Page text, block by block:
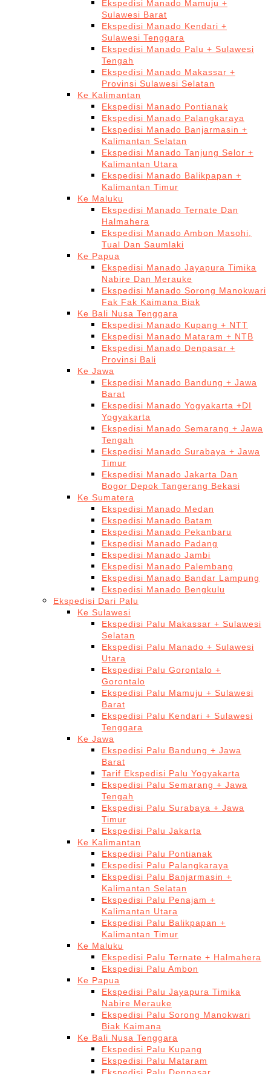
Ekspedisi Manado Mamuju +
Sulawesi Barat
Ekspedisi Manado Kendari +
Sulawesi Tenggara
Ekspedisi Manado Palu + Sulawesi
Tengah
Ekspedisi Manado Makassar +
Provinsi Sulawesi Selatan
Ke Kalimantan
Ekspedisi Manado Pontianak
Ekspedisi Manado Palangkaraya
Ekspedisi Manado Banjarmasin +
Kalimantan Selatan
Ekspedisi Manado Tanjung Selor +
Kalimantan Utara
Ekspedisi Manado Balikpapan +
Kalimantan Timur
Ke Maluku
Ekspedisi Manado Ternate Dan
Halmahera
Ekspedisi Manado Ambon Masohi,
Tual Dan Saumlaki
Ke Papua
Ekspedisi Manado Jayapura Timika
Nabire Dan Merauke
Ekspedisi Manado Sorong Manokwari
Fak Fak Kaimana Biak
Ke Bali Nusa Tenggara
Ekspedisi Manado Kupang + NTT
Ekspedisi Manado Mataram + NTB
Ekspedisi Manado Denpasar +
Provinsi Bali
Ke Jawa
Ekspedisi Manado Bandung + Jawa
Barat
Ekspedisi Manado Yogyakarta +DI
Yogyakarta
Ekspedisi Manado Semarang + Jawa
Tengah
Ekspedisi Manado Surabaya + Jawa
Timur
Ekspedisi Manado Jakarta Dan
Bogor Depok Tangerang Bekasi
Ke Sumatera
Ekspedisi Manado Medan
Ekspedisi Manado Batam
Ekspedisi Manado Pekanbaru
Ekspedisi Manado Padang
Ekspedisi Manado Jambi
Ekspedisi Manado Palembang
Ekspedisi Manado Bandar Lampung
Ekspedisi Manado Bengkulu
Ekspedisi Dari Palu
Ke Sulawesi
Ekspedisi Palu Makassar + Sulawesi
Selatan
Ekspedisi Palu Manado + Sulawesi
Utara
Ekspedisi Palu Gorontalo +
Gorontalo
Ekspedisi Palu Mamuju + Sulawesi
Barat
Ekspedisi Palu Kendari + Sulawesi
Tenggara
Ke Jawa
Ekspedisi Palu Bandung + Jawa
Barat
Tarif Ekspedisi Palu Yogyakarta
Ekspedisi Palu Semarang + Jawa
Tengah
Ekspedisi Palu Surabaya + Jawa
Timur
Ekspedisi Palu Jakarta
Ke Kalimantan
Ekspedisi Palu Pontianak
Ekspedisi Palu Palangkaraya
Ekspedisi Palu Banjarmasin +
Kalimantan Selatan
Ekspedisi Palu Penajam +
Kalimantan Utara
Ekspedisi Palu Balikpapan +
Kalimantan Timur
Ke Maluku
Ekspedisi Palu Ternate + Halmahera
Ekspedisi Palu Ambon
Ke Papua
Ekspedisi Palu Jayapura Timika
Nabire Merauke
Ekspedisi Palu Sorong Manokwari
Biak Kaimana
Ke Bali Nusa Tenggara
Ekspedisi Palu Kupang
Ekspedisi Palu Mataram